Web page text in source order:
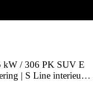
kW / 306 PK SUV E
| S Line interieur